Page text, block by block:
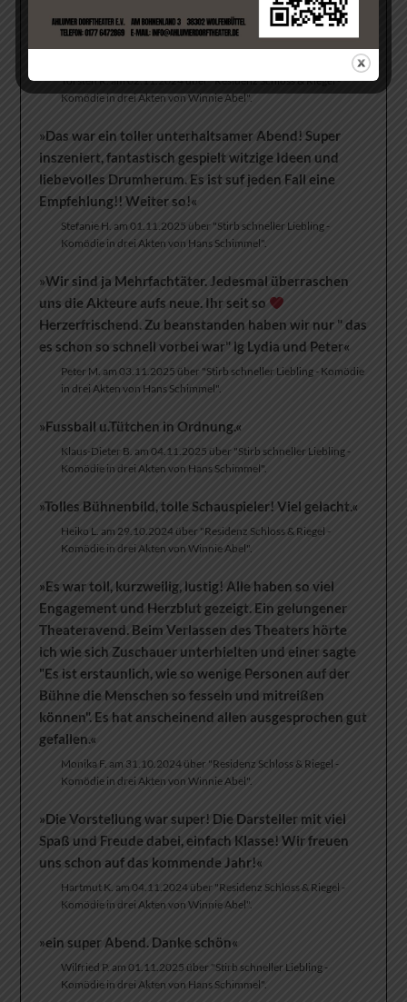
»Wir waren das ertste Mal da und begeistert. Für das
Torsten R. am 02.11.2024 über "Residenz Schloss & Riegel -
Komödie in drei Akten von Winnie Abel".
»Das war ein toller unterhaltsamer Abend! Super
inszeniert, fantastisch gespielt witzige Ideen und
liebevolles Drumherum. Es ist suf jeden Fall eine
Empfehlung!! Weiter so!«
Stefanie H. am 01.11.2025 über "Stirb schneller Liebling -
Komödie in drei Akten von Hans Schimmel".
»Wir sind ja Mehrfachtäter. Jedesmal überraschen
uns die Akteure aufs neue. Ihr seit so
Herzerfrischend. Zu beanstanden haben wir nur " das
es schon so schnell vorbei war" lg Lydia und Peter«
Peter M. am 03.11.2025 über "Stirb schneller Liebling - Komödie
in drei Akten von Hans Schimmel".
»Fussball u.Tütchen in Ordnung.«
Klaus-Dieter B. am 04.11.2025 über "Stirb schneller Liebling -
Komödie in drei Akten von Hans Schimmel".
»Tolles Bühnenbild, tolle Schauspieler! Viel gelacht.«
Heiko L. am 29.10.2024 über "Residenz Schloss & Riegel -
Komödie in drei Akten von Winnie Abel".
»Es war toll, kurzweilig, lustig! Alle haben so viel
Engagement und Herzblut gezeigt. Ein gelungener
Theateravend. Beim Verlassen des Theaters hörte
ich wie sich Zuschauer unterhielten und einer sagte
"Es ist erstaunlich, wie so wenige Personen auf der
Bühne die Menschen so fesseln und mitreißen
können". Es hat anscheinend allen ausgesprochen gut
gefallen.«
Monika F. am 31.10.2024 über "Residenz Schloss & Riegel -
Komödie in drei Akten von Winnie Abel".
»Die Vorstellung war super! Die Darsteller mit viel
Spaß und Freude dabei, einfach Klasse! Wir freuen
uns schon auf das kommende Jahr!«
Hartmut K. am 04.11.2024 über "Residenz Schloss & Riegel -
Komödie in drei Akten von Winnie Abel".
»ein super Abend. Danke schön«
Wilfried P. am 01.11.2025 über "Stirb schneller Liebling -
Komödie in drei Akten von Hans Schimmel".